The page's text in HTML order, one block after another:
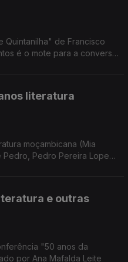
Quintanilha" de Francisco
é o mote para a conversa
literatura
moçambicana (Mia
Pedro, Pedro Pereira Lopes
e outras
"50 anos da
por Ana Mafalda Leite